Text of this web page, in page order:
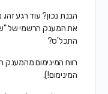
הבנת נכון? עוד רגע
את המענק הרשמי של
התכל'ס?
רווח המינימום מהמענק
המינימום!).